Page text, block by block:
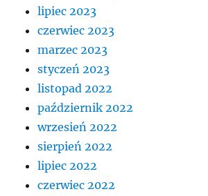
lipiec 2023
czerwiec 2023
marzec 2023
styczeń 2023
listopad 2022
październik 2022
wrzesień 2022
sierpień 2022
lipiec 2022
czerwiec 2022